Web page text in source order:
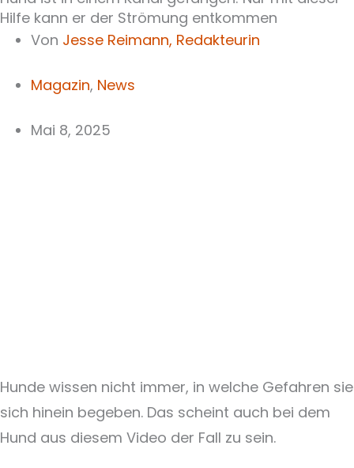
Hilfe kann er der Strömung entkommen
Von Jesse Reimann, Redakteurin
Magazin, News
Mai 8, 2025
Hunde wissen nicht immer, in welche Gefahren sie
sich hinein begeben. Das scheint auch bei dem
Hund aus diesem Video der Fall zu sein.